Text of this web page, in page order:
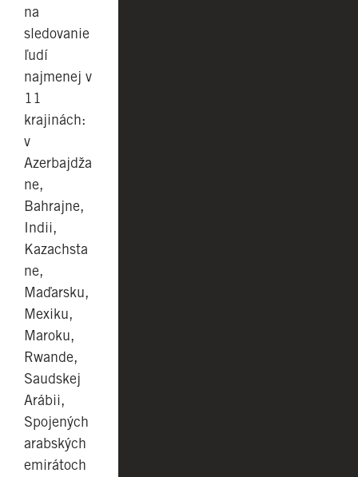
na
sledovanie
ľudí
najmenej v
11
krajinách:
v
Azerbajdža
ne,
Bahrajne,
Indii,
Kazachsta
ne,
Maďarsku,
Mexiku,
Maroku,
Rwande,
Saudskej
Arábii,
Spojených
arabských
emirátoch